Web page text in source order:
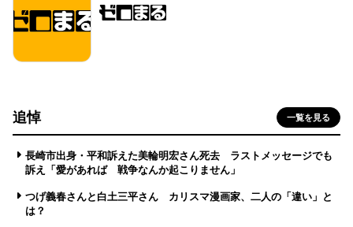
追悼 一覧を見る
長崎市出身・平和訴えた美輪明宏さん死去 ラストメッセージでも
訴え「愛があれば 戦争なんか起こりません」
つげ義春さんと白土三平さん カリスマ漫画家、二人の「違い」と
は？